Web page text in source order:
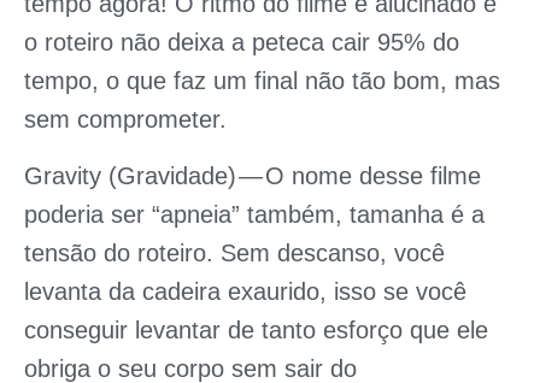
o roteiro não deixa a peteca cair 95% do
tempo, o que faz um final não tão bom, mas
sem comprometer.
Gravity (Gravidade)— O nome desse filme
poderia ser “apneia” também, tamanha é a
tensão do roteiro. Sem descanso, você
levanta da cadeira exaurido, isso se você
conseguir levantar de tanto esforço que ele
obriga o seu corpo sem sair do